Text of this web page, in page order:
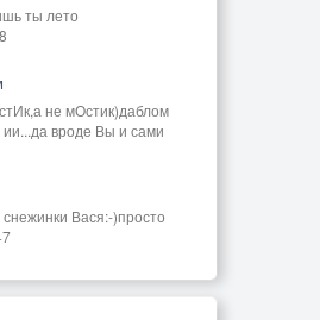
ты лето
не мОстик)даблом
ии...да вроде Вы и сами
Вася:-)просто